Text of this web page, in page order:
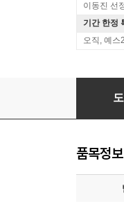
이동진 선
기간 한정
오직, 예스
느낌을
품목정보